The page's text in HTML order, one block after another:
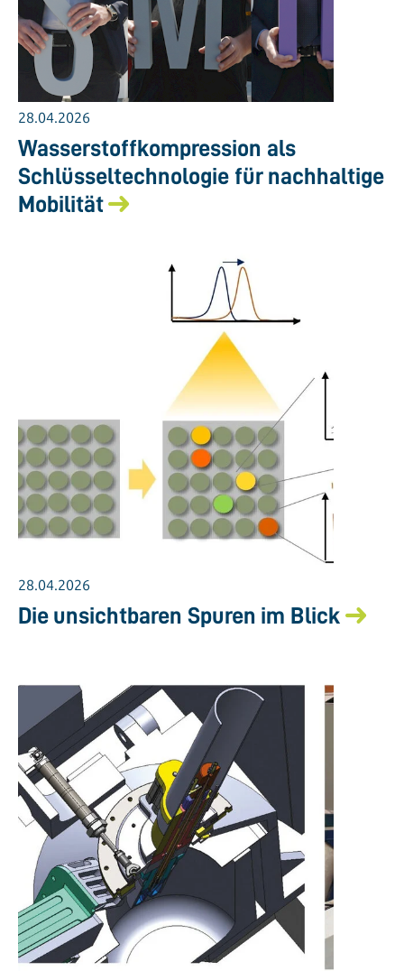
28.04.2026
Wasserstoffkompression als
Schlüsseltechnologie für nachhaltige
Mobilität
28.04.2026
Die unsichtbaren Spuren im Blick